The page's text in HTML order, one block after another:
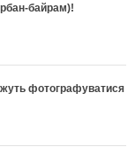
байрам)!
фотографуватися